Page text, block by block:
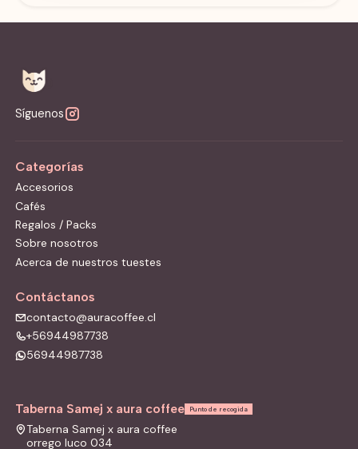
Síguenos
Categorías
Accesorios
Cafés
Regalos / Packs
Sobre nosotros
Acerca de nuestros tuestes
Contáctanos
contacto@auracoffee.cl
+56944987738
56944987738
Taberna Samej x aura coffee Punto de recogida
Taberna Samej x aura coffee
orrego luco 034